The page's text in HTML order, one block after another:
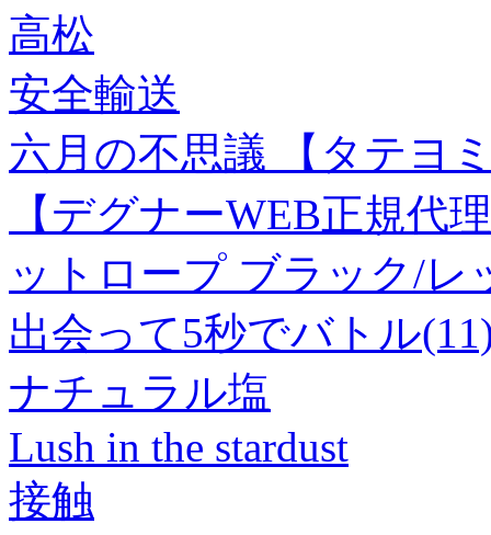
高松
安全輸送
六月の不思議 【タテヨ
【デグナーWEB正規代
ットロープ ブラック/レ
出会って5秒でバトル
ナチュラル塩
Lush in the stardust
接触